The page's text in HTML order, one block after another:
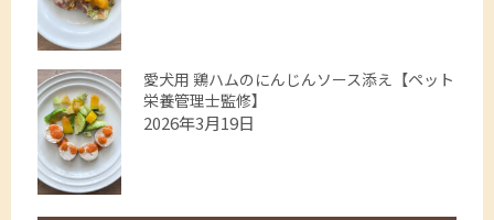
愛犬用 鶏ハムのにんじんソース添え【ペット
栄養管理士監修】
2026年3月19日